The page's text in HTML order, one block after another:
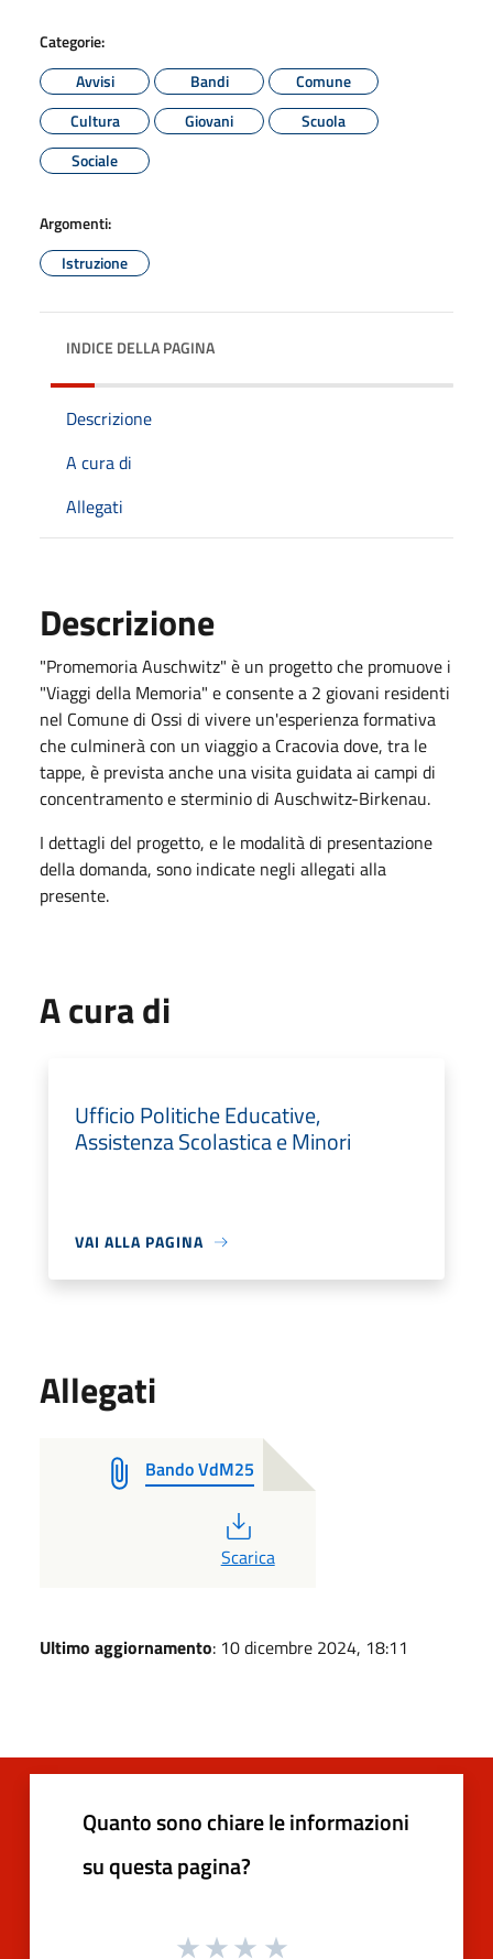
Categorie:
Avvisi
Bandi
Comune
Cultura
Giovani
Scuola
Sociale
Argomenti:
Istruzione
INDICE DELLA PAGINA
Descrizione
A cura di
Allegati
Descrizione
"Promemoria Auschwitz" è un progetto che promuove i
"Viaggi della Memoria" e consente a 2 giovani residenti
nel Comune di Ossi di vivere un'esperienza formativa
che culminerà con un viaggio a Cracovia dove, tra le
tappe, è prevista anche una visita guidata ai campi di
concentramento e sterminio di Auschwitz-Birkenau.
I dettagli del progetto, e le modalità di presentazione
della domanda, sono indicate negli allegati alla
presente.
A cura di
Ufficio Politiche Educative,
Assistenza Scolastica e Minori
VAI ALLA PAGINA
Allegati
Bando VdM25
PDF
Scarica
Ultimo aggiornamento: 10 dicembre 2024, 18:11
Quanto sono chiare le informazioni
su questa pagina?